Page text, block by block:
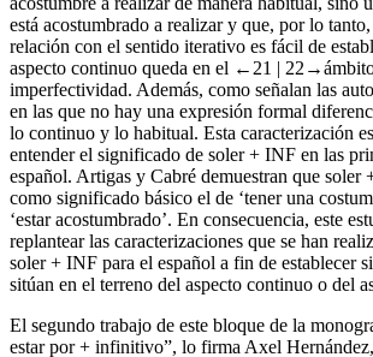
está acostumbrado a realizar y que, por lo
relación con el sentido iterativo es fácil de
aspecto continuo queda en el ←21 |
imperfectividad. Además, como señalan las
en las que no hay una expresión formal
lo continuo y lo habitual. Esta caracterización
entender el significado de soler+ INF en las
español. Artigas y Cabré demuestran que soler
como significado básico el de ‘tener una
‘estar acostumbrado’. En consecuencia, este
replantear las caracterizaciones que se han
soler + INF para el español a fin de establecer
sitúan en el terreno del aspecto continuo o del
El segundo trabajo de este bloque de la
estar por + infinitivo”, lo firma Axel